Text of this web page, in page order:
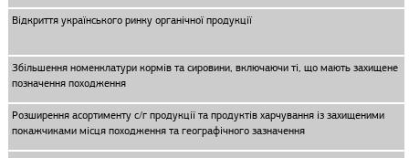
Відкриття українського ринку органічної продукції
Збільшення номенклатури кормів та сировини, включаючи ті, що мають захищене
позначення походження
Розширення асортименту с/г продукції та продуктів харчування із захищеними
покажчиками місця походження та географічного зазначення